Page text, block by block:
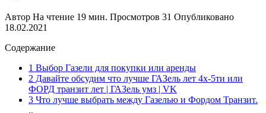
Автор На чтение 19 мин. Просмотров 31 Опубликовано
18.02.2021
Содержание
1 Выбор Газели для покупки или аренды
2 Давайте обсудим что лучше ГАЗель лет 4х-5ти или
ФОРД транзит лет | ГАЗель умз | VK
3 Что лучше выбрать между Газелью и Фордом Транзит.
..